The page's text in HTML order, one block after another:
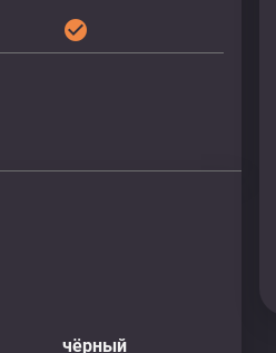
check_circle
чёрный